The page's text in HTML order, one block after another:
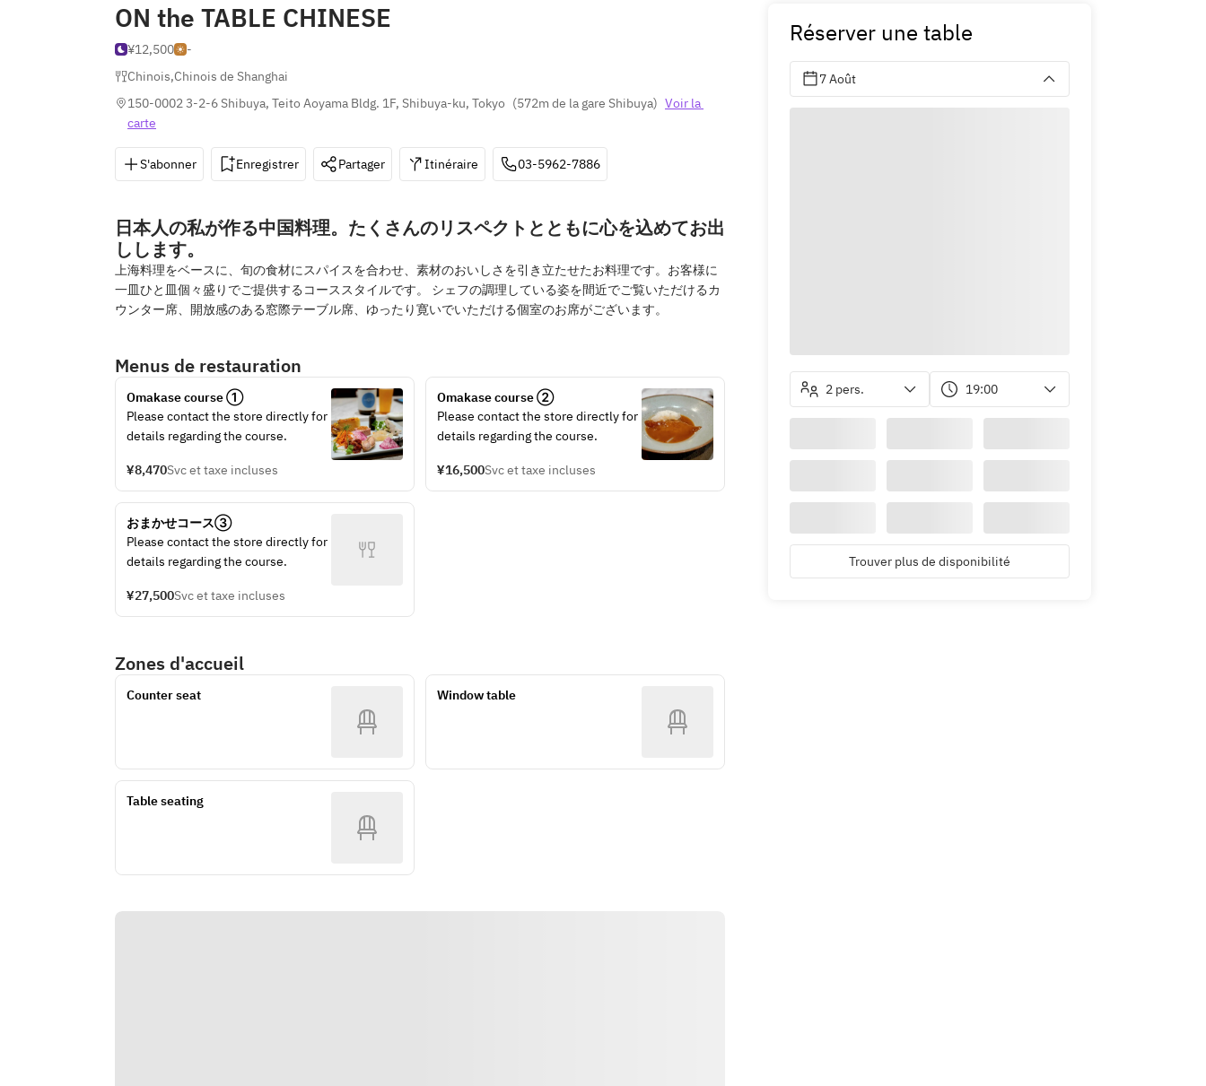
ON the TABLE CHINESE
¥12,500
-
Chinois,Chinois de Shanghai
150-0002 3-2-6 Shibuya, Teito Aoyama Bldg. 1F, Shibuya-ku, Tokyo (572m de la gare Shibuya) Voir la
carte
S'abonner Enregistrer Partager Itinéraire 03-5962-7886
日本人の私が作る中国料理。たくさんのリスペクトとともに心を込めてお出
しします。
上海料理をベースに、旬の食材にスパイスを合わせ、素材のおいしさを引き立たせたお料理です。お客様に
一皿ひと皿個々盛りでご提供するコーススタイルです。 シェフの調理している姿を間近でご覧いただけるカ
ウンター席、開放感のある窓際テーブル席、ゆったり寛いでいただける個室のお席がございます。
Menus de restauration
Omakase course ①
Please contact the store directly for
details regarding the course.
¥8,470Svc et taxe incluses
Omakase course ②
Please contact the store directly for
details regarding the course.
¥16,500Svc et taxe incluses
おまかせコース③
Please contact the store directly for
details regarding the course.
¥27,500Svc et taxe incluses
Zones d'accueil
Counter seat Window table
Table seating
Réserver une table
7 Août
2 pers. 19:00
Trouver plus de disponibilité